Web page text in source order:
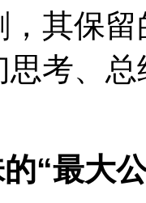
，其保
考、
“最大